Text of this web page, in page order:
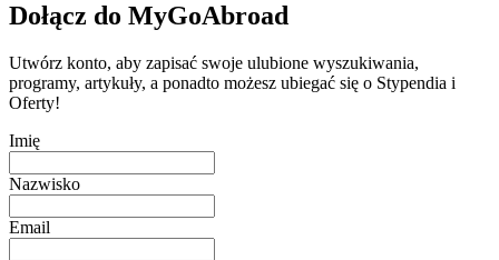
Dołącz do MyGoAbroad
Utwórz konto, aby zapisać swoje ulubione wyszukiwania,
programy, artykuły, a ponadto możesz ubiegać się o Stypendia i
Oferty!
Imię
Nazwisko
Email